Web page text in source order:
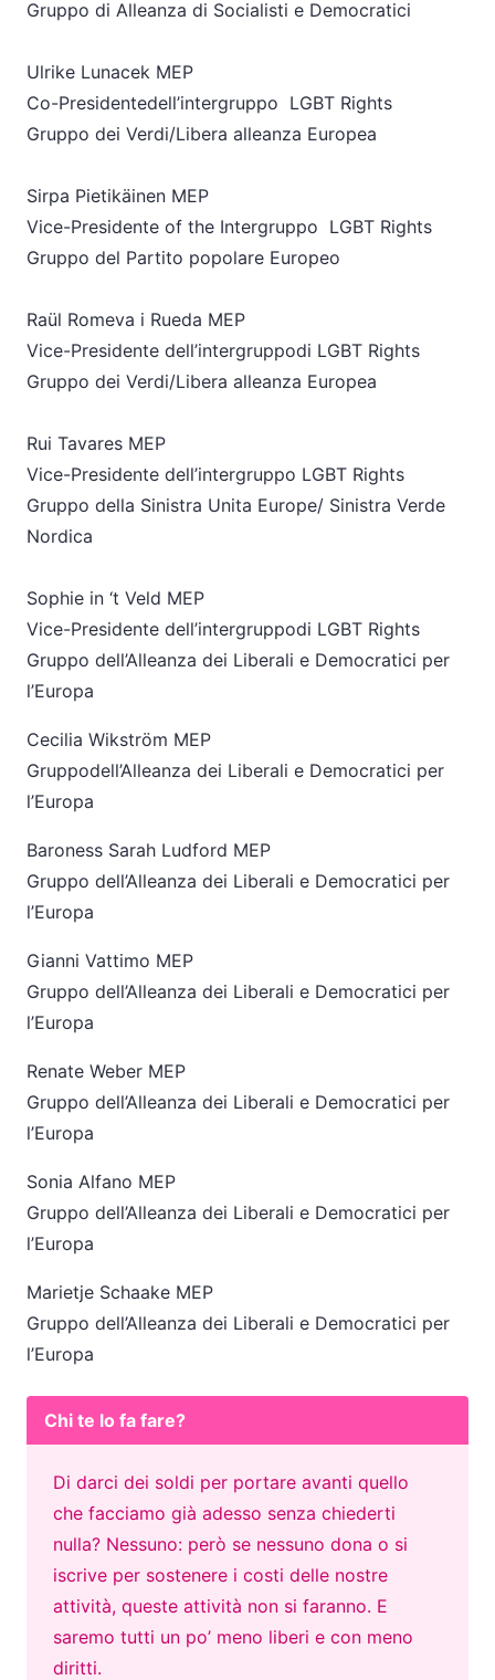
Gruppo di Alleanza di Socialisti e Democratici
Ulrike Lunacek MEP
Co-Presidentedell’intergruppo LGBT Rights
Gruppo dei Verdi/Libera alleanza Europea
Sirpa Pietikäinen MEP
Vice-Presidente of the Intergruppo LGBT Rights
Gruppo del Partito popolare Europeo
Raül Romeva i Rueda MEP
Vice-Presidente dell’intergruppodi LGBT Rights
Gruppo dei Verdi/Libera alleanza Europea
Rui Tavares MEP
Vice-Presidente dell’intergruppo LGBT Rights
Gruppo della Sinistra Unita Europe/ Sinistra Verde
Nordica
Sophie in ‘t Veld MEP
Vice-Presidente dell’intergruppodi LGBT Rights
Gruppo dell’Alleanza dei Liberali e Democratici per
l’Europa
Cecilia Wikström MEP
Gruppodell’Alleanza dei Liberali e Democratici per
l’Europa
Baroness Sarah Ludford MEP
Gruppo dell’Alleanza dei Liberali e Democratici per
l’Europa
Gianni Vattimo MEP
Gruppo dell’Alleanza dei Liberali e Democratici per
l’Europa
Renate Weber MEP
Gruppo dell’Alleanza dei Liberali e Democratici per
l’Europa
Sonia Alfano MEP
Gruppo dell’Alleanza dei Liberali e Democratici per
l’Europa
Marietje Schaake MEP
Gruppo dell’Alleanza dei Liberali e Democratici per
l’Europa
Chi te lo fa fare?
Di darci dei soldi per portare avanti quello
che facciamo già adesso senza chiederti
nulla? Nessuno: però se nessuno dona o si
iscrive per sostenere i costi delle nostre
attività, queste attività non si faranno. E
saremo tutti un po’ meno liberi e con meno
diritti.